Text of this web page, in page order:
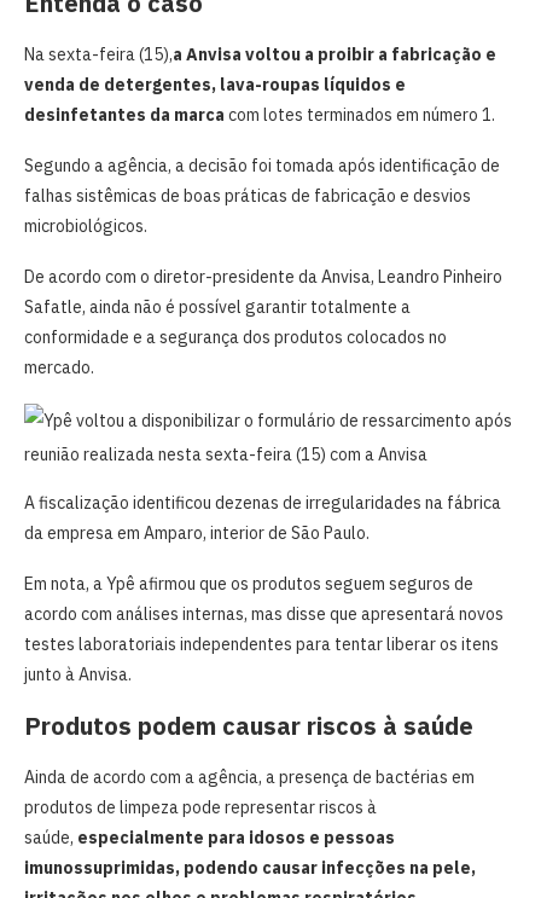
Na sexta-feira (15),a Anvisa voltou a proibir a fabricação e
venda de detergentes, lava-roupas líquidos e
desinfetantes da marca com lotes terminados em número 1.
Segundo a agência, a decisão foi tomada após identificação de
falhas sistêmicas de boas práticas de fabricação e desvios
microbiológicos.
De acordo com o diretor-presidente da Anvisa, Leandro Pinheiro
Safatle, ainda não é possível garantir totalmente a
conformidade e a segurança dos produtos colocados no
mercado.
A fiscalização identificou dezenas de irregularidades na fábrica
da empresa em Amparo, interior de São Paulo.
Em nota, a Ypê afirmou que os produtos seguem seguros de
acordo com análises internas, mas disse que apresentará novos
testes laboratoriais independentes para tentar liberar os itens
junto à Anvisa.
Produtos podem causar riscos à saúde
Ainda de acordo com a agência, a presença de bactérias em
produtos de limpeza pode representar riscos à
saúde, especialmente para idosos e pessoas
imunossuprimidas, podendo causar infecções na pele,